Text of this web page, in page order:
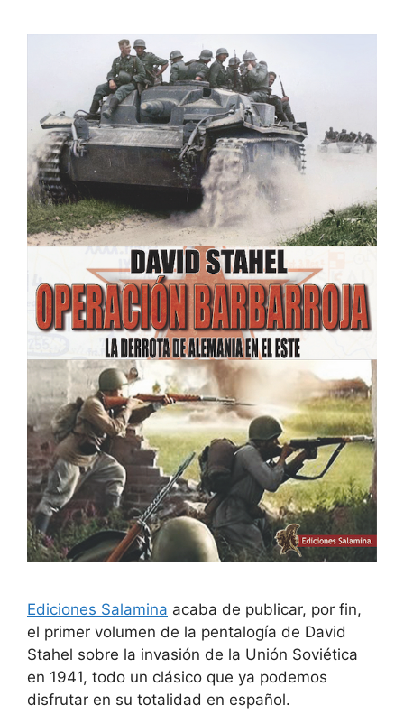
Ediciones Salamina acaba de publicar, por fin,
el primer volumen de la pentalogía de David
Stahel sobre la invasión de la Unión Soviética
en 1941, todo un clásico que ya podemos
disfrutar en su totalidad en español.